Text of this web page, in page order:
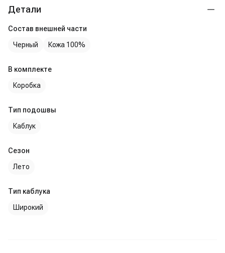
Детали
Состав внешней части
Черный
Кожа 100%
В комплекте
Коробка
Тип подошвы
Каблук
Сезон
Лето
Тип каблука
Широкий